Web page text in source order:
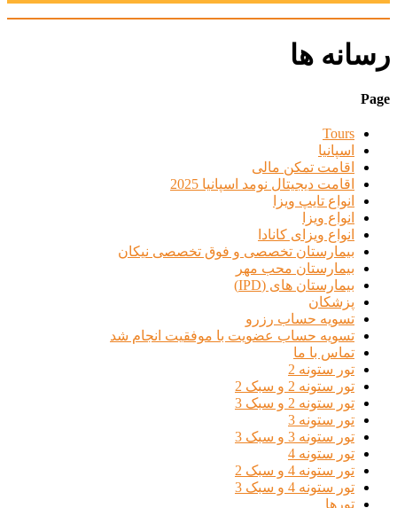
رسانه ها
Page
Tours
اسپانیا
اقامت تمکن مالی
اقامت دیجیتال نومد اسپانیا 2025
انواع تایپ ویزا
انواع ویزا
انواع ویزای کانادا
بیمارستان تخصصی و فوق تخصصی نیکان
بیمارستان محب مهر
بیمارستان های (IPD)
پزشکان
تسویه حساب رزرو
تسویه حساب عضویت با موفقیت انجام شد
تماس با ما
تور ستونه 2
تور ستونه 2 و سبک 2
تور ستونه 2 و سبک 3
تور ستونه 3
تور ستونه 3 و سبک 3
تور ستونه 4
تور ستونه 4 و سبک 2
تور ستونه 4 و سبک 3
تورها